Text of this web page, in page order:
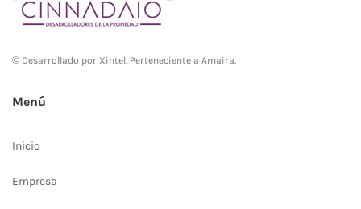
© Desarrollado por Xintel . Perteneciente a Amaira.
Menú
Inicio
Empresa